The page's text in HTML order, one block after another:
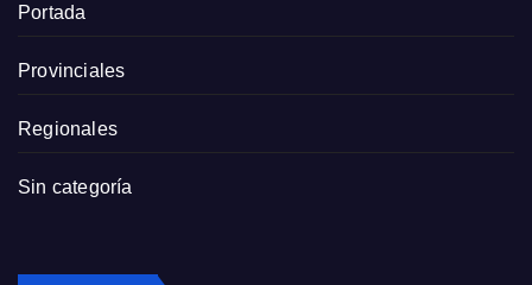
Portada
Provinciales
Regionales
Sin categoría